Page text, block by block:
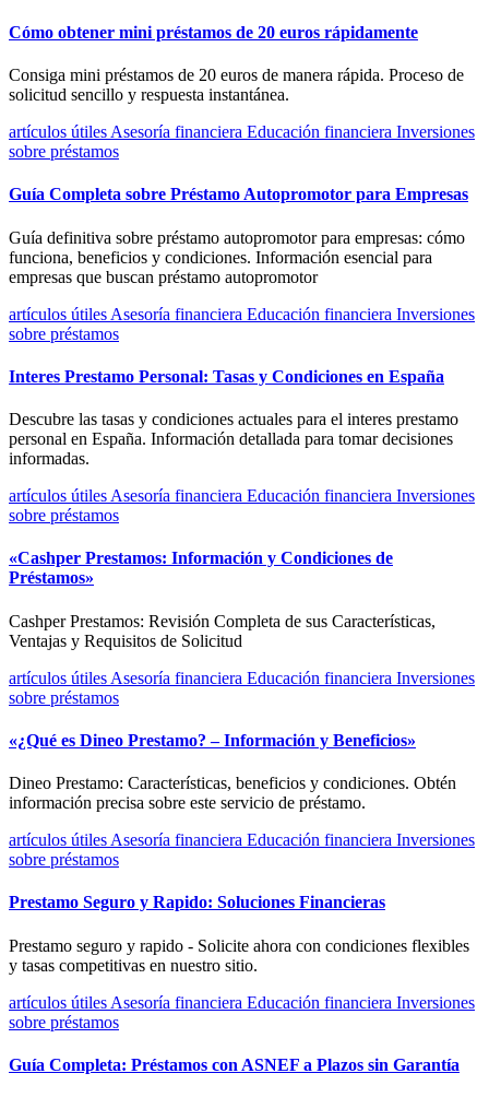
Cómo obtener mini préstamos de 20 euros rápidamente
Consiga mini préstamos de 20 euros de manera rápida. Proceso de
solicitud sencillo y respuesta instantánea.
artículos útiles Asesoría financiera Educación financiera Inversiones
sobre préstamos
Guía Completa sobre Préstamo Autopromotor para Empresas
Guía definitiva sobre préstamo autopromotor para empresas: cómo
funciona, beneficios y condiciones. Información esencial para
empresas que buscan préstamo autopromotor
artículos útiles Asesoría financiera Educación financiera Inversiones
sobre préstamos
Interes Prestamo Personal: Tasas y Condiciones en España
Descubre las tasas y condiciones actuales para el interes prestamo
personal en España. Información detallada para tomar decisiones
informadas.
artículos útiles Asesoría financiera Educación financiera Inversiones
sobre préstamos
«Cashper Prestamos: Información y Condiciones de
Préstamos»
Cashper Prestamos: Revisión Completa de sus Características,
Ventajas y Requisitos de Solicitud
artículos útiles Asesoría financiera Educación financiera Inversiones
sobre préstamos
«¿Qué es Dineo Prestamo? – Información y Beneficios»
Dineo Prestamo: Características, beneficios y condiciones. Obtén
información precisa sobre este servicio de préstamo.
artículos útiles Asesoría financiera Educación financiera Inversiones
sobre préstamos
Prestamo Seguro y Rapido: Soluciones Financieras
Prestamo seguro y rapido - Solicite ahora con condiciones flexibles
y tasas competitivas en nuestro sitio.
artículos útiles Asesoría financiera Educación financiera Inversiones
sobre préstamos
Guía Completa: Préstamos con ASNEF a Plazos sin Garantía